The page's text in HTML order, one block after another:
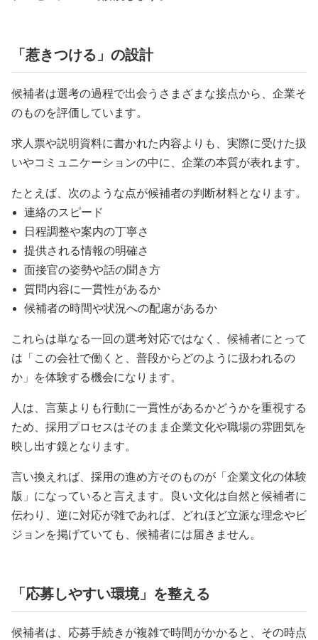
「惹きつける」の設計
候補者は選考の過程で出会うさまざまな接点から、企業そ
のものを評価しています。
求人票や説明資料に書かれた内容よりも、実際に受けた扱
いやコミュニケーションの中に、企業の本質が表れます。
たとえば、次のような点が候補者の判断材料となります。
連絡のスピード
日程調整や案内の丁寧さ
提供される情報の明確さ
面接官の姿勢や話の聞き方
質問内容に一貫性があるか
候補者の時間や状況への配慮があるか
これらは単なる一回の選考対応ではなく、候補者にとって
は「この会社で働くと、普段からどのように扱われるの
か」を体験する機会になります。
人は、言葉よりも行動に一貫性があるかどうかを重視する
ため、採用プロセスはそのまま企業文化や職場の雰囲気を
映し出す鏡となります。
言い換えれば、採用の進め方そのものが「企業文化の体験
版」になっていると言えます。良い文化は自然と候補者に
伝わり、逆に対応が雑であれば、どれほど立派な理念やビ
ジョンを掲げていても、候補者には届きません。
「応募しやすい環境」を整える
候補者は、応募手続きが複雑で時間がかかると、その時点